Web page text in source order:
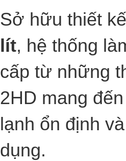
Sở hữu thiết
lít, hệ thống
cấp từ những
2HD mang
lạnh ổn định
dụng.